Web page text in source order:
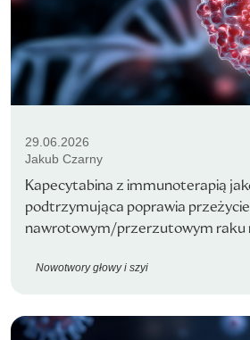
29.06.2026
Jakub Czarny
Kapecytabina z immunoterapią
podtrzymująca poprawia
nawrotowym/przerzutowym raku
Nowotwory głowy i szyi